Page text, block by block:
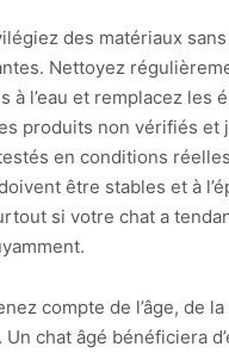
des matériaux sans
Nettoyez
à l’eau et remplacez les
produits non vérifiés et
en conditions
être stables et à
si votre chat a
compte de l’âge, de
chat âgé bénéficiera